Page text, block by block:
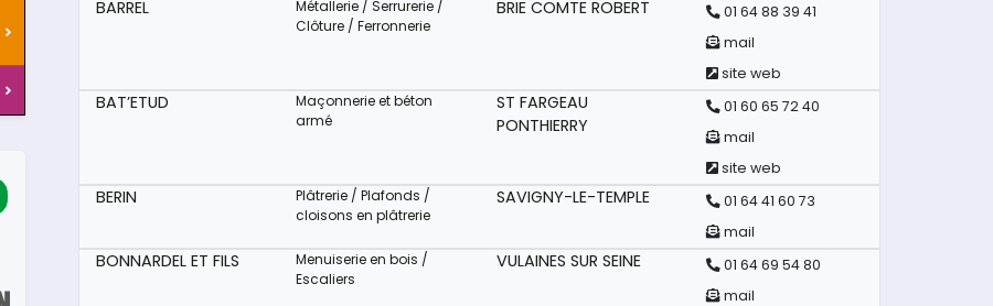
BARREL
Métallerie / Serrurerie /
Clôture / Ferronnerie
BRIE COMTE ROBERT
01 64 88 39 41
mail
site web
BAT’ETUD
Maçonnerie et béton
armé
ST FARGEAU
PONTHIERRY
01 60 65 72 40
mail
site web
BERIN
Plâtrerie / Plafonds /
cloisons en plâtrerie
SAVIGNY-LE-TEMPLE
01 64 41 60 73
mail
BONNARDEL ET FILS
Menuiserie en bois /
Escaliers
VULAINES SUR SEINE
01 64 69 54 80
mail